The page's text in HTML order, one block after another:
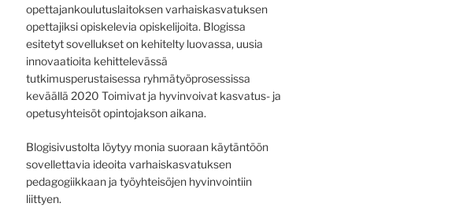
opettajankoulutuslaitoksen varhaiskasvatuksen
opettajiksi opiskelevia opiskelijoita. Blogissa
esitetyt sovellukset on kehitelty luovassa, uusia
innovaatioita kehittelevässä
tutkimusperustaisessa ryhmätyöprosessissa
keväällä 2020 Toimivat ja hyvinvoivat kasvatus- ja
opetusyhteisöt opintojakson aikana.
Blogisivustolta löytyy monia suoraan käytäntöön
sovellettavia ideoita varhaiskasvatuksen
pedagogiikkaan ja työyhteisöjen hyvinvointiin
liittyen.